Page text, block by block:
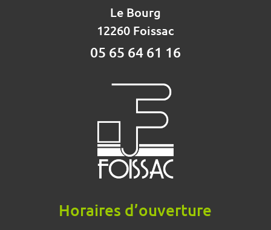
Le Bourg
12260 Foissac
05 65 64 61 16
Horaires d’ouverture